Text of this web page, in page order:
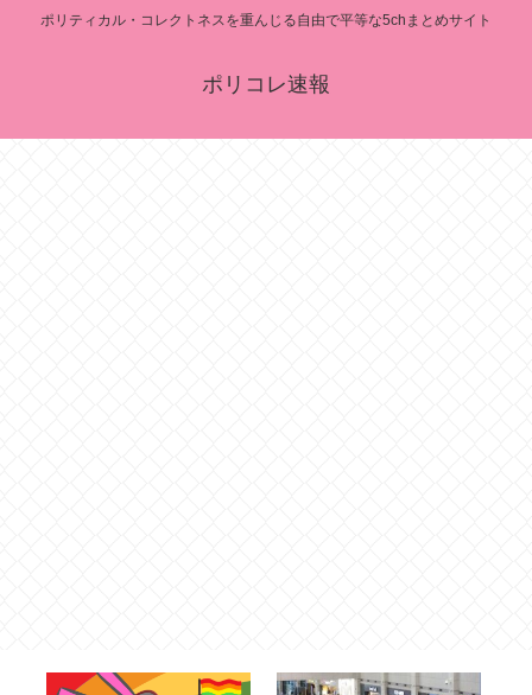
ポリティカル・コレクトネスを重んじる自由で平等な5chまとめサイト
ポリコレ速報